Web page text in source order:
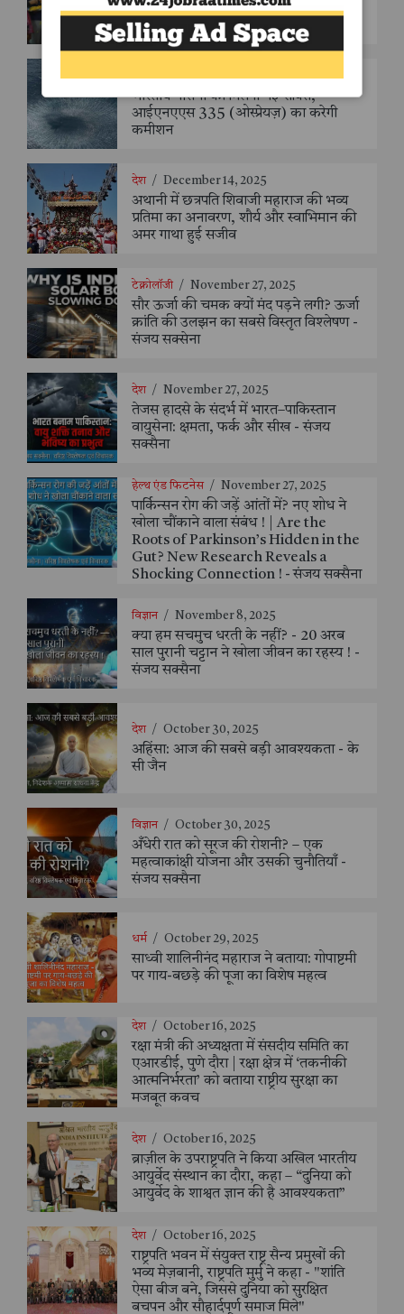
डमरू वादन और पुष्पवर्षा के साथ भव्य स्वागत
देश / December 14, 2025
भारतीय नौसेना को मिलेगी नई शक्ति,
आईएनएएस 335 (ओस्प्रेयज़) का करेगी
कमीशन
देश / December 14, 2025
अथानी में छत्रपति शिवाजी महाराज की भव्य
प्रतिमा का अनावरण, शौर्य और स्वाभिमान की
अमर गाथा हुई सजीव
टेक्नोलॉजी / November 27, 2025
सौर ऊर्जा की चमक क्यों मंद पड़ने लगी? ऊर्जा
क्रांति की उलझन का सबसे विस्तृत विश्लेषण -
संजय सक्सेना
देश / November 27, 2025
तेजस हादसे के संदर्भ में भारत–पाकिस्तान
वायुसेना: क्षमता, फर्क और सीख - संजय
सक्सैना
हेल्थ एंड फिटनेस / November 27, 2025
पार्किन्सन रोग की जड़ें आंतों में? नए शोध ने
खोला चौंकाने वाला संबंध ! | Are the
Roots of Parkinson’s Hidden in the
Gut? New Research Reveals a
Shocking Connection ! - संजय सक्सैना
विज्ञान / November 8, 2025
क्या हम सचमुच धरती के नहीं? - 20 अरब
साल पुरानी चट्टान ने खोला जीवन का रहस्य ! -
संजय सक्सैना
देश / October 30, 2025
अहिंसा: आज की सबसे बड़ी आवश्यकता - के
सी जैन
विज्ञान / October 30, 2025
अँधेरी रात को सूरज की रोशनी? – एक
महत्वाकांक्षी योजना और उसकी चुनौतियाँ -
संजय सक्सैना
धर्म / October 29, 2025
साध्वी शालिनीनंद महाराज ने बताया: गोपाष्टमी
पर गाय-बछड़े की पूजा का विशेष महत्व
देश / October 16, 2025
रक्षा मंत्री की अध्यक्षता में संसदीय समिति का
एआरडीई, पुणे दौरा | रक्षा क्षेत्र में ‘तकनीकी
आत्मनिर्भरता’ को बताया राष्ट्रीय सुरक्षा का
मजबूत कवच
देश / October 16, 2025
ब्राज़ील के उपराष्ट्रपति ने किया अखिल भारतीय
आयुर्वेद संस्थान का दौरा, कहा – “दुनिया को
आयुर्वेद के शाश्वत ज्ञान की है आवश्यकता”
देश / October 16, 2025
राष्ट्रपति भवन में संयुक्त राष्ट्र सैन्य प्रमुखों की
भव्य मेज़बानी, राष्ट्रपति मुर्मु ने कहा - "शांति
ऐसा बीज बने, जिससे दुनिया को सुरक्षित
बचपन और सौहार्दपूर्ण समाज मिले"